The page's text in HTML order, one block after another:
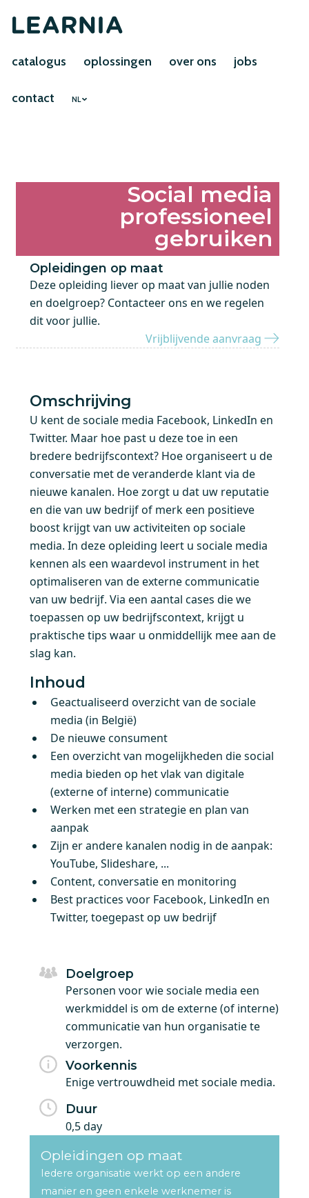
catalogus oplossingen over ons jobs
contact NL
Social media
professioneel
gebruiken
Opleidingen op maat
Deze opleiding liever op maat van jullie noden
en doelgroep? Contacteer ons en we regelen
dit voor jullie.
Vrijblijvende aanvraag
Omschrijving
U kent de sociale media Facebook, LinkedIn en
Twitter. Maar hoe past u deze toe in een
bredere bedrijfscontext? Hoe organiseert u de
conversatie met de veranderde klant via de
nieuwe kanalen. Hoe zorgt u dat uw reputatie
en die van uw bedrijf of merk een positieve
boost krijgt van uw activiteiten op sociale
media. In deze opleiding leert u sociale media
kennen als een waardevol instrument in het
optimaliseren van de externe communicatie
van uw bedrijf. Via een aantal cases die we
toepassen op uw bedrijfscontext, krijgt u
praktische tips waar u onmiddellijk mee aan de
slag kan.
Inhoud
Geactualiseerd overzicht van de sociale
media (in België)
De nieuwe consument
Een overzicht van mogelijkheden die social
media bieden op het vlak van digitale
(externe of interne) communicatie
Werken met een strategie en plan van
aanpak
Zijn er andere kanalen nodig in de aanpak:
YouTube, Slideshare, ...
Content, conversatie en monitoring
Best practices voor Facebook, LinkedIn en
Twitter, toegepast op uw bedrijf
Doelgroep
Personen voor wie sociale media een
werkmiddel is om de externe (of interne)
communicatie van hun organisatie te
verzorgen.
Voorkennis
Enige vertrouwdheid met sociale media.
Duur
0,5 day
Opleidingen op maat
Iedere organisatie werkt op een andere
manier en geen enkele werknemer is